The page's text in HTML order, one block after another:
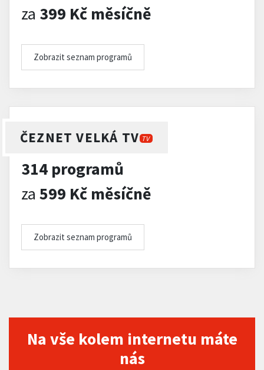
za 399 Kč měsíčně
Zobrazit seznam programů
ČEZNET VELKÁ TV TV
314 programů
za 599 Kč měsíčně
Zobrazit seznam programů
Na vše kolem internetu máte
nás